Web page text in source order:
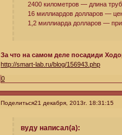
2400 километров — длина
16 миллиардов долларов —
1,2 миллиарда долларов —
За что на самом деле посадиди
http://smart-lab.ru/blog/156943.php
0
Поделиться21 декабря, 2013г. 18:31:15
вуду написал(а):